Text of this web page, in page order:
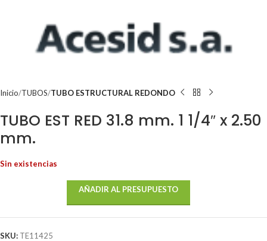
Inicio TUBOS TUBO ESTRUCTURAL REDONDO
TUBO EST RED 31.8 mm. 1 1/4″ x 2.50
mm.
Sin existencias
AÑADIR AL PRESUPUESTO
SKU: TE11425